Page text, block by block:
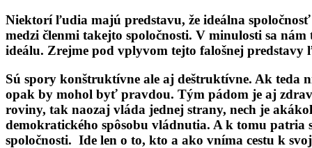
Niektorí ľudia majú predstavu, že ideálna
medzi členmi takejto spoločnosti. V minulosti sa
ideálu. Zrejme pod vplyvom tejto falošnej predstavy
Sú spory konštruktívne ale aj deštruktívne. Ak teda
opak by mohol byť pravdou. Tým pádom je aj
roviny, tak naozaj vláda jednej strany, nech je
demokratického spôsobu vládnutia. A k tomu patria
spoločnosti. Ide len o to, kto a ako vníma cestu k